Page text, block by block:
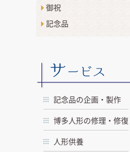
御祝
記念品
サービス
記念品の企画・製作
博多人形の修理・修復
人形供養